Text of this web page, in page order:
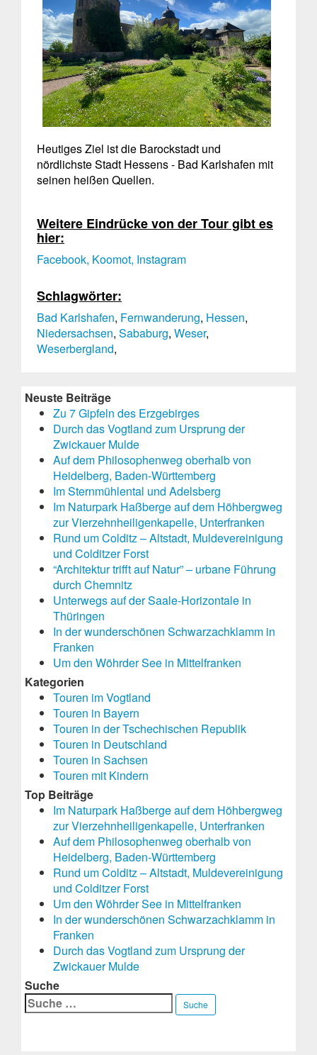
Heutiges Ziel ist die Barockstadt und
nördlichste Stadt Hessens - Bad Karlshafen mit
seinen heißen Quellen.
Weitere Eindrücke von der Tour gibt es
hier:
Facebook, Koomot, Instagram
Schlagwörter:
Bad Karlshafen, Fernwanderung, Hessen,
Niedersachsen, Sababurg, Weser,
Weserbergland,
Neuste Beiträge
Zu 7 Gipfeln des Erzgebirges
Durch das Vogtland zum Ursprung der
Zwickauer Mulde
Auf dem Philosophenweg oberhalb von
Heidelberg, Baden-Württemberg
Im Sternmühlental und Adelsberg
Im Naturpark Haßberge auf dem Höhbergweg
zur Vierzehnheiligenkapelle, Unterfranken
Rund um Colditz – Altstadt, Muldevereinigung
und Colditzer Forst
“Architektur trifft auf Natur” – urbane Führung
durch Chemnitz
Unterwegs auf der Saale-Horizontale in
Thüringen
In der wunderschönen Schwarzachklamm in
Franken
Um den Wöhrder See in Mittelfranken
Kategorien
Touren im Vogtland
Touren in Bayern
Touren in der Tschechischen Republik
Touren in Deutschland
Touren in Sachsen
Touren mit Kindern
Top Beiträge
Im Naturpark Haßberge auf dem Höhbergweg
zur Vierzehnheiligenkapelle, Unterfranken
Auf dem Philosophenweg oberhalb von
Heidelberg, Baden-Württemberg
Rund um Colditz – Altstadt, Muldevereinigung
und Colditzer Forst
Um den Wöhrder See in Mittelfranken
In der wunderschönen Schwarzachklamm in
Franken
Durch das Vogtland zum Ursprung der
Zwickauer Mulde
Suche
Suche